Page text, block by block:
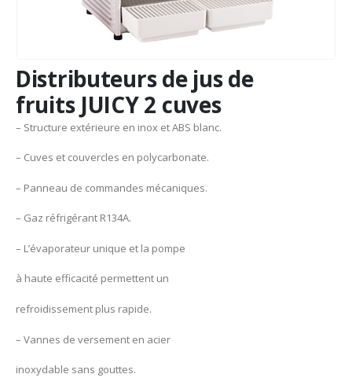
Distributeurs de jus de
fruits JUICY 2 cuves
– Structure extérieure en inox et ABS blanc.
– Cuves et couvercles en polycarbonate.
– Panneau de commandes mécaniques.
– Gaz réfrigérant R134A.
– L’évaporateur unique et la pompe
à haute efficacité permettent un
refroidissement plus rapide.
– Vannes de versement en acier
inoxydable sans gouttes.